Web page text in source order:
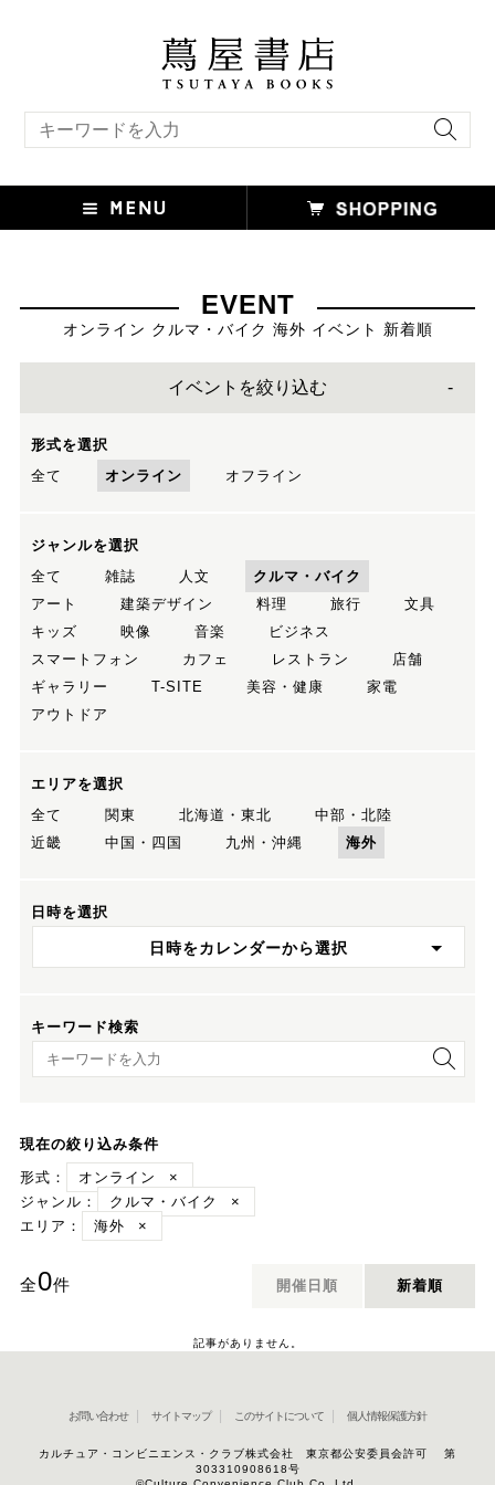
EVENT
オンライン クルマ・バイク 海外 イベント 新着順
イベントを絞り込む
形式を選択
全て
オンライン オフライン
ジャンルを選択
全て
雑誌 人文
クルマ・バイク
アート
建築デザイン 料理 旅行
文具
キッズ
映像 音楽
ビジネス
スマートフォン
カフェ レストラン
店舗
ギャラリー
T-SITE 美容・健康
家電
アウトドア
エリアを選択
全て
関東 北海道・東北
中部・北陸
近畿
中国・四国 九州・沖縄 海外
日時を選択
日時をカレンダーから選択
キーワード検索
キーワード検索
現在の絞り込み条件
形式：
オンライン
×
ジャンル：
クルマ・バイク
×
エリア：
海外 ×
全0件 開催日順 新着順
記事がありません。
お問い合わせ サイトマップ このサイトについて 個人情報保護方針
カルチュア・コンビニエンス・クラブ株式会社 東京都公安委員会許可 第
303310908618号